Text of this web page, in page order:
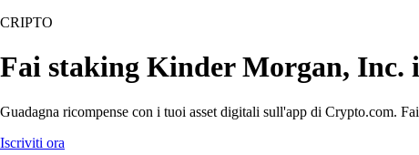
CRIPTO
Fai staking Kinder Morgan, Inc.
Guadagna ricompense con i tuoi asset digitali sull'app di Crypto.com.
Iscriviti ora